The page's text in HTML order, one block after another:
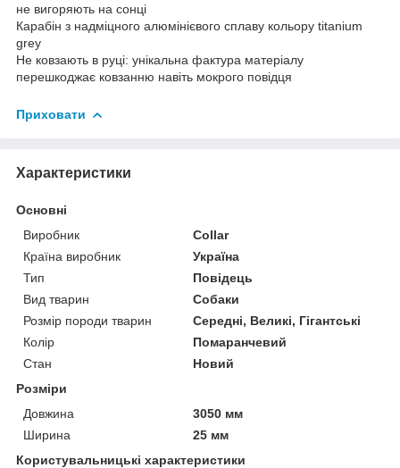
не вигоряють на сонці
Карабін з надміцного алюмінієвого сплаву кольору titanium
grey
Не ковзають в руці: унікальна фактура матеріалу
перешкоджає ковзанню навіть мокрого повідця
Приховати
Характеристики
Основні
Виробник
Collar
Країна виробник
Україна
Тип
Повідець
Вид тварин
Собаки
Розмір породи тварин
Середні, Великі, Гігантські
Колір
Помаранчевий
Стан
Новий
Розміри
Довжина
3050 мм
Ширина
25 мм
Користувальницькі характеристики